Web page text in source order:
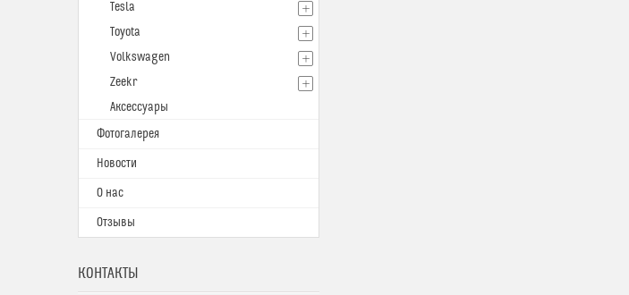
Tesla
Toyota
Volkswagen
Zeekr
Аксессуары
Фотогалерея
Новости
О нас
Отзывы
КОНТАКТЫ